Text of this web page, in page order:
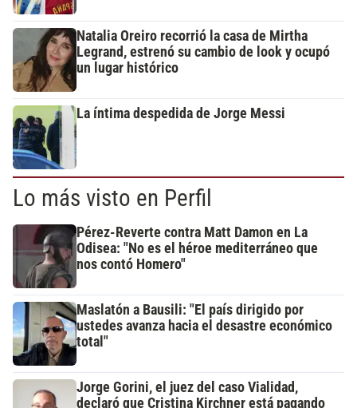
Natalia Oreiro recorrió la casa de Mirtha
Legrand, estrenó su cambio de look y ocupó
un lugar histórico
La íntima despedida de Jorge Messi
Lo más visto en Perfil
Pérez-Reverte contra Matt Damon en La
Odisea: "No es el héroe mediterráneo que
nos contó Homero"
Maslatón a Bausili: "El país dirigido por
ustedes avanza hacia el desastre económico
total"
Jorge Gorini, el juez del caso Vialidad,
declaró que Cristina Kirchner está pagando